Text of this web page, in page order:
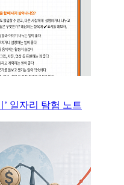
’ 일자리 탐험 노트